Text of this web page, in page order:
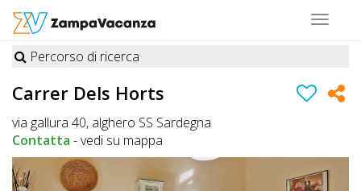
Toggle
STRUTTURE
A
DOG
Percorso di ricerca
Carrer Dels Horts
via gallura 40, alghero SS Sardegna
Contatta -vedi su mappa